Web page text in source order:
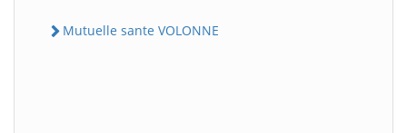
Mutuelle sante VOLONNE